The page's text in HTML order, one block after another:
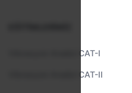
Vibrasyon Analizi CAT-I
Vibrasyon Analizi CAT-II